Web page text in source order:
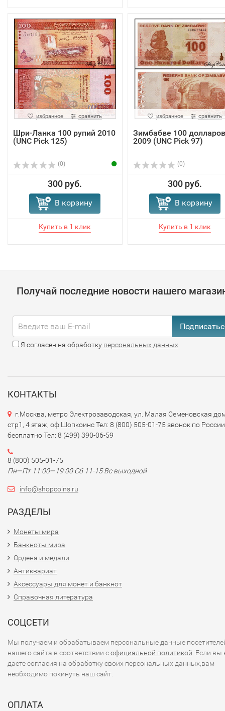
избранное сравнить
Шри-Ланка 100 рупий 2010
(UNC Pick 125)
(0)
300 руб.
В корзину
избранное сравнить
Зимбабве 100 долларов
2009 (UNC Pick 97)
(0)
300 руб.
В корзину
Получай последние новости нашего
Я согласен на обработку персональных данных
КОНТАКТЫ
г.Москва, метро Электрозаводская, ул. Малая Семеновская
стр1, 4 этаж, оф.Шопкоинс Тел: 8 (800) 505-01-75 звонок по России
бесплатно Тел: 8 (499) 390-06-59
8 (800) 505-01-75
Пн—Пт 11:00—19:00 Сб 11-15 Вс выходной
info@shopcoins.ru
РАЗДЕЛЫ
Монеты мира
Банкноты мира
Ордена и медали
Антиквариат
Аксессуары для монет и банкнот
Справочная литература
СОЦСЕТИ
Мы получаем и обрабатываем персональные данные
нашего сайта в соответствии софициальной политикой. Если вы
даете согласия на обработку своих персональных данных,вам
необходимо покинуть наш сайт.
ОПЛАТА